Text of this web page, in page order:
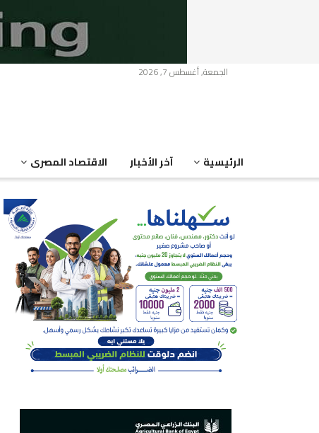
الجمعة, أغسطس 7, 2026
الرئيسية آخر الأخبار الاقتصاد المصرى